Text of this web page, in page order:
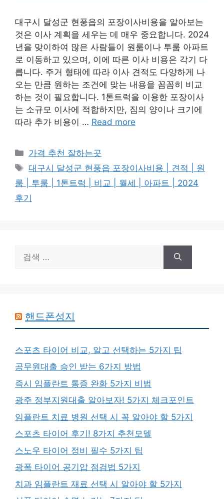
대구시 달성군 현풍읍의 포장이사비용을 알아보는
것은 이사 계획을 세우는 데 매우 중요합니다. 2024
년을 맞이하여 많은 사람들이 원룸이나 투룸 아파트
로 이동하고 있으며, 이에 따른 이사 비용은 각기 다
릅니다. 주거 형태에 따라 이사 견적도 다양하게 나
오는 만큼 원하는 조건에 맞는 내용을 꼼꼼히 비교
하는 것이 필요합니다. 1톤트럭을 이용한 포장이사
는 소규모 이사에 적합하지만, 짐의 양이나 크기에
따라 추가 비용이 … Read more
카
테
고
리
가격 추천 잘하는곳
태
그
대구시 달성군 현풍읍 포장이사비용 | 견적 | 원
룸 | 투룸 | 1톤트럭 | 비교 | 월세 | 아파트 | 2024
후기
색:
핸드폰성지
스포츠 타이어 비교, 알고 선택하는 5가지 팁
공무원대출 승인 받는 6가지 방법
즉시 임플란트 통증 완화 5가지 비법
광주 정부지원대출 알아보자! 5가지 체크포인트
임플란트 치료 병원 선택 시 꼭 알아야 할 5가지
스포츠 타이어 후기! 8가지 추천모델
스노우 타이어 정비 필수 5가지 팁
광폭 타이어 공기압 점검법 5가지
치과 임플란트 재료 선택 시 알아야 할 5가지